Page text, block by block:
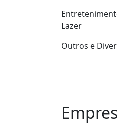
Lazer
Outros e